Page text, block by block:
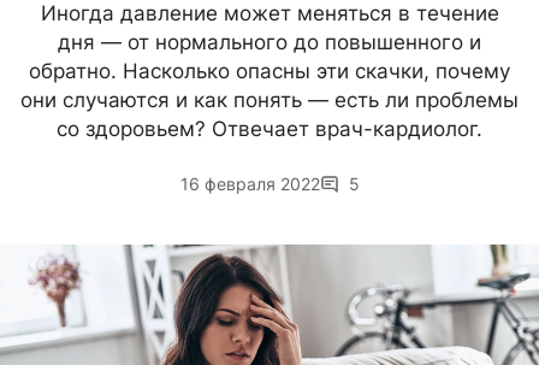
Иногда давление может меняться в течение
дня — от нормального до повышенного и
обратно. Насколько опасны эти скачки, почему
они случаются и как понять — есть ли проблемы
со здоровьем? Отвечает врач-кардиолог.
16 февраля 2022 5